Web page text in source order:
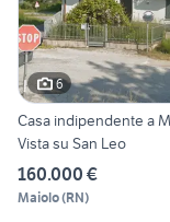
6
Casa indipendente a
Vista su San Leo
160.000 €
Maiolo(RN)